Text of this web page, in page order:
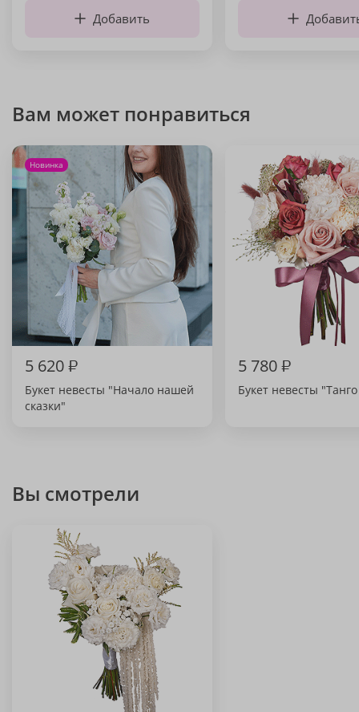
Добавить
Вам может понравиться
Новинка
5 620₽
Букет невесты "Начало нашей
сказки"
5 780₽
Букет невесты
Вы смотрели